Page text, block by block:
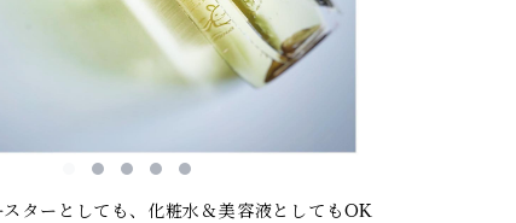
スターとしても、化粧水＆美容液としてもOK